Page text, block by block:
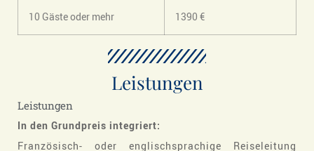
10 Gäste oder mehr 1390 €
Leistungen
Leistungen
In den Grundpreis integriert:
Französisch- oder englischsprachige Reiseleitung